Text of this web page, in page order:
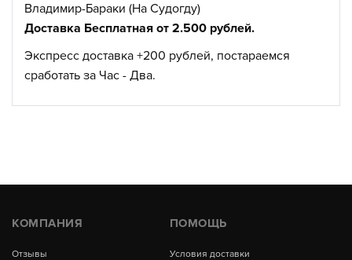
Владимир-Бараки (На Судогду)
Доставка Бесплатная от 2.500 рублей.
Экспресс доставка +200 рублей, постараемся
сработать за Час - Два.
КОМПАНИЯ
Отзывы
ПОМОЩЬ
Условия доставки